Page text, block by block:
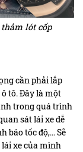
lót cốp
cần phải lắp
tô. Đây là một
trong quá trình
sát lái xe dễ
báo tốc độ,… Sẽ
xe của mình